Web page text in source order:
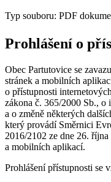
Typ souboru: PDF
Prohlášení o
Obec Partutovice se
stránek a mobilních
o přístupnosti
zákona č. 365/2000 Sb., o
a o změně některých
který provádí Směrnici
2016/2102 ze dne 26.
a mobilních aplikací.
Prohlášení přístupnosti se